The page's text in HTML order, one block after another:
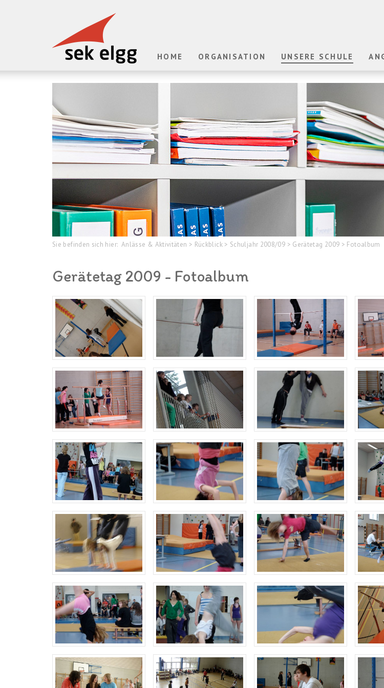
HOME ORGANISATION UNSERE SCHULE
Sie befinden sich hier: Anlässe & Aktivitäten > Rückblick > Schuljahr 2008/09 > Gerätetag 2009 > Fotoalbum
Gerätetag 2009 - Fotoalbum